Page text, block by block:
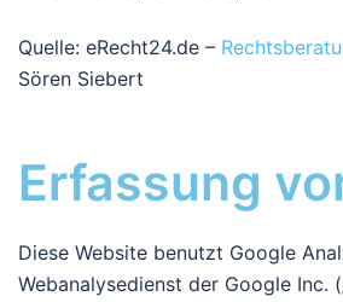
Quelle: eRecht24.de –
Sören Siebert
Erfassung
Diese Website benutzt Google
Webanalysedienst der Google Inc.